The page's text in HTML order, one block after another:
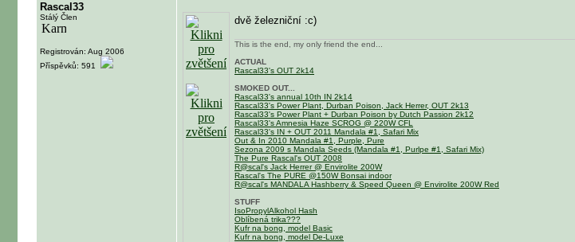
Rascal33
Stálý Člen
Registrován: Aug 2006
Příspěvků: 591
dvě železniční :c)
This is the end, my only friend the end...
ACTUAL
Rascal33's OUT 2k14
SMOKED OUT...
Rascal33's annual 10th IN 2k14
Rascal33's Power Plant, Durban Poison, Jack Herrer, OUT 2k13
Rascal33's Power Plant + Durban Poison by Dutch Passion 2k12
Rascal33's Amnesia Haze SCROG @ 220W CFL
Rascal33's IN + OUT 2011 Mandala #1, Safari Mix
Out & In 2010 Mandala #1, Purple, Pure
Sezona 2009 s Mandala Seeds (Mandala #1, Purlpe #1, Safari Mix)
The Pure Rascal's OUT 2008
R@scal's Jack Herrer @ Envirolite 200W
Rascal's The PURE @150W Bonsai indoor
R@scal's MANDALA Hashberry & Speed Queen @ Envirolite 200W Red
STUFF
IsoPropylAlkohol Hash
Oblíbená trika???
Kufr na bong, model Basic
Kufr na bong, model De-Luxe